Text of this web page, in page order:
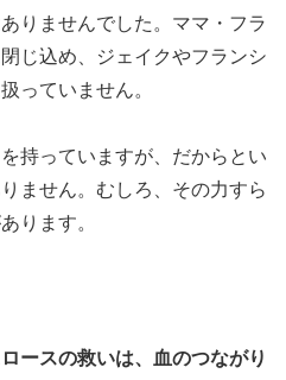
りませんでした。ママ・フラ
じ込め、ジェイクやフランシ
っていません。
持っていますが、だからとい
ません。むしろ、その力すら
ります。
ースの救いは、血のつながり